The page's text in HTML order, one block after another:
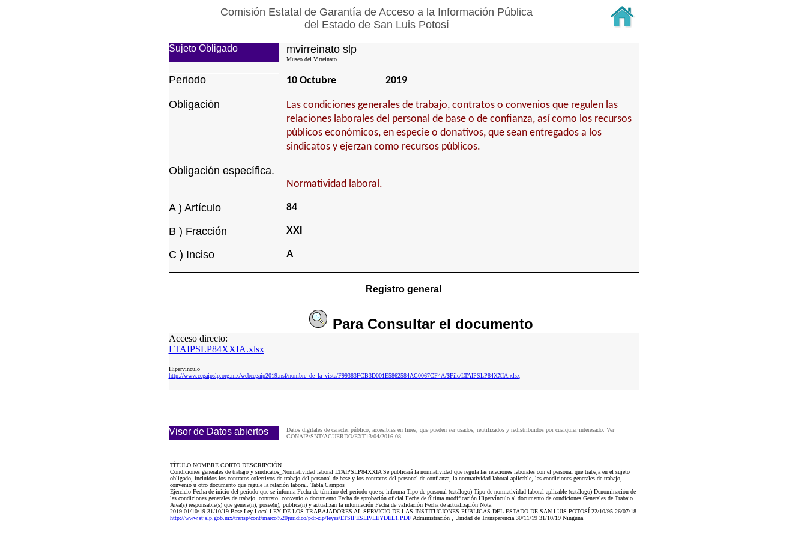
Comisión Estatal de Garantía de Acceso a la Información Pública
del Estado de San Luis Potosí
Sujeto Obligado mvirreinato slp
Museo del Virreinato
Periodo 10 Octubre 2019
Obligación
Las condiciones generales de trabajo, contratos o convenios que regulen las
relaciones laborales del personal de base o de confianza, así como los recursos
públicos económicos, en especie o donativos, que sean entregados a los
sindicatos y ejerzan como recursos públicos.
Obligación específica.
Normatividad laboral.
A ) Artículo 84
B ) Fracción XXI
C ) Inciso A
Registro general
Para Consultarel documento
Acceso directo:
LTAIPSLP84XXIA.xlsx
Hipervinculo
http://www.cegaipslp.org.mx/webcegaip2019.nsf/nombre_de_la_vista/F99383FCB3D001E5862584AC0067CF4A/$File/LTAIPSLP84XXIA.xlsx
Visor de Datos abiertos
Datos digitales de caracter público, accesibles en linea, que pueden ser usados, reutilizados y redistribuidos por cualquier interesado. Ver
CONAIP/SNT/ACUERDO/EXT13/04/2016-08
TÍTULO NOMBRE CORTO DESCRIPCIÓN
Condiciones generales de trabajo y sindicatos_Normatividad laboral LTAIPSLP84XXIA Se publicará la normatividad que regula las relaciones laborales con el personal que trabaja en el sujeto
obligado, incluidos los contratos colectivos de trabajo del personal de base y los contratos del personal de confianza; la normatividad laboral aplicable, las condiciones generales de trabajo,
convenio u otro documento que regule la relación laboral. Tabla Campos
Ejercicio Fecha de inicio del periodo que se informa Fecha de término del periodo que se informa Tipo de personal (catálogo) Tipo de normatividad laboral aplicable (catálogo) Denominación de
las condiciones generales de trabajo, contrato, convenio o documento Fecha de aprobación oficial Fecha de última modificación Hipervínculo al documento de condiciones Generales de Trabajo
Área(s) responsable(s) que genera(n), posee(n), publica(n) y actualizan la información Fecha de validación Fecha de actualización Nota
2019 01/10/19 31/10/19 Base Ley Local LEY DE LOS TRABAJADORES AL SERVICIO DE LAS INSTITUCIONES PÚBLICAS DEL ESTADO DE SAN LUIS POTOSÍ 22/10/95 26/07/18
http://www.stjslp.gob.mx/transp/cont/marco%20juridico/pdf-zip/leyes/LTSIPESLP/LEYDEL1.PDFAdministración , Unidad de Transparencia 30/11/19 31/10/19 Ninguna